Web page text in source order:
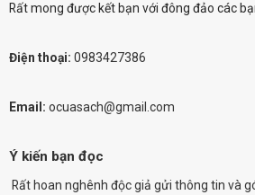
Rất mong được kết bạn với đông đảo các
Điện thoại: 0983427386
Email: ocuasach@gmail.com
Ý kiến bạn đọc
Rất hoan nghênh độc giả gửi thông tin và